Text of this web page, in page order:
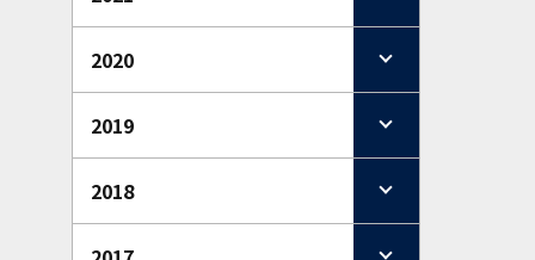
2020
2019
2018